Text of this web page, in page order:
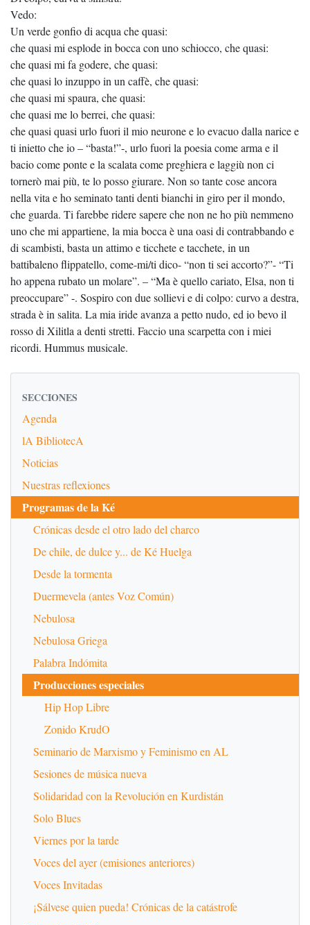
Vedo:
Un verde gonfio di acqua che quasi:
che quasi mi esplode in bocca con uno schiocco, che quasi:
che quasi mi fa godere, che quasi:
che quasi lo inzuppo in un caffè, che quasi:
che quasi mi spaura, che quasi:
che quasi me lo berrei, che quasi:
che quasi quasi urlo fuori il mio neurone e lo evacuo dalla narice e
ti inietto che io – “basta!”-, urlo fuori la poesia come arma e il
bacio come ponte e la scalata come preghiera e laggiù non ci
tornerò mai più, te lo posso giurare. Non so tante cose ancora
nella vita e ho seminato tanti denti bianchi in giro per il mondo,
che guarda. Ti farebbe ridere sapere che non ne ho più nemmeno
uno che mi appartiene, la mia bocca è una oasi di contrabbando e
di scambisti, basta un attimo e ticchete e tacchete, in un
battibaleno flippatello, come-mi/ti dico- “non ti sei accorto?”- “Ti
ho appena rubato un molare”. – “Ma è quello cariato, Elsa, non ti
preoccupare” -. Sospiro con due sollievi e di colpo: curvo a destra,
strada è in salita. La mia iride avanza a petto nudo, ed io bevo il
rosso di Xilitla a denti stretti. Faccio una scarpetta con i miei
ricordi. Hummus musicale.
SECCIONES
Agenda
lA BibliotecA
Noticias
Nuestras reflexiones
Programas de la Ké
Crónicas desde el otro lado del charco
De chile, de dulce y... de Ké Huelga
Desde la tormenta
Duermevela (antes Voz Común)
Nebulosa
Nebulosa Griega
Palabra Indómita
Producciones especiales
Hip Hop Libre
Zonido KrudO
Seminario de Marxismo y Feminismo en AL
Sesiones de música nueva
Solidaridad con la Revolución en Kurdistán
Solo Blues
Viernes por la tarde
Voces del ayer (emisiones anteriores)
Voces Invitadas
¡Sálvese quien pueda! Crónicas de la catástrofe